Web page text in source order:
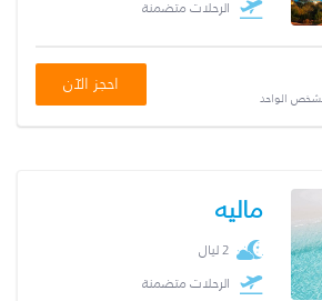
الرحلات متضمنة
الواحد
احجز الآن
ماليه
2 ليال
الرحلات متضمنة